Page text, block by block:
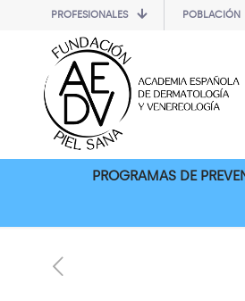
PROFESIONALES POBLACIÓN
PROGRAMAS DE